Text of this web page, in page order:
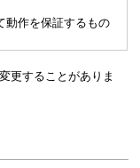
動作を保証するもの
更することがありま